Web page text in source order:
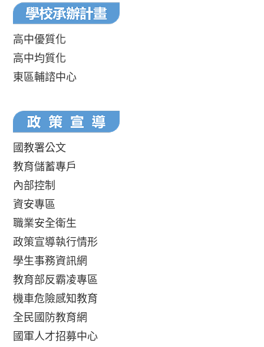
高中優質化
高中均質化
東區輔諮中心
國教署公文
教育儲蓄專戶
內部控制
資安專區
職業安全衛生
政策宣導執行情形
學生事務資訊網
教育部反霸凌專區
機車危險感知教育
全民國防教育網
國軍人才招募中心